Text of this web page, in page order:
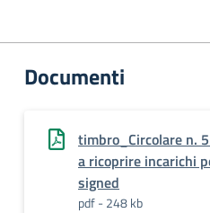
Documenti
timbro_Circolare n.
a ricoprire incarichi
signed
pdf - 248 kb